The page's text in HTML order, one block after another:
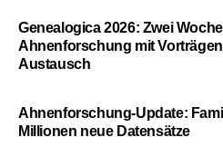
Genealogica 2026: Zwei
Ahnenforschung mit
Austausch
Ahnenforschung-Update:
Millionen neue Datensätze